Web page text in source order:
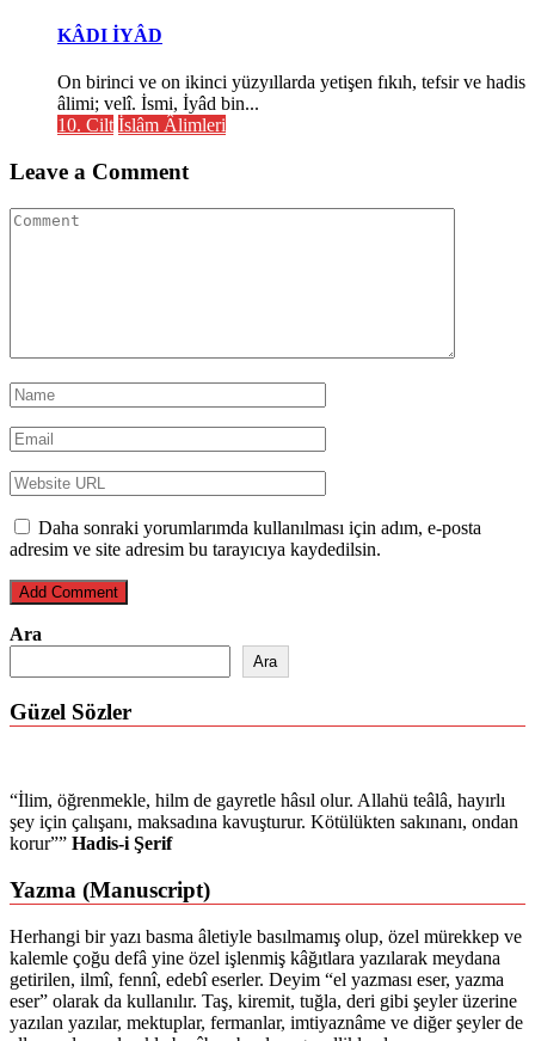
KÂDI İYÂD
On birinci ve on ikinci yüzyıllarda yetişen fıkıh, tefsir ve hadis
âlimi; velî. İsmi, İyâd bin...
10. Cilt İslâm Âlimleri
Leave a Comment
Daha sonraki yorumlarımda kullanılması için adım, e-posta
adresim ve site adresim bu tarayıcıya kaydedilsin.
Ara
Ara
Güzel Sözler
“İlim, öğrenmekle, hilm de gayretle hâsıl olur. Allahü teâlâ, hayırlı
şey için çalışanı, maksadına kavuşturur. Kötülükten sakınanı, ondan
korur”” Hadis-i Şerif
Yazma (Manuscript)
Herhangi bir yazı basma âletiyle basılmamış olup, özel mürekkep ve
kalemle çoğu defâ yine özel işlenmiş kâğıtlara yazılarak meydana
getirilen, ilmî, fennî, edebî eserler. Deyim “el yazması eser, yazma
eser” olarak da kullanılır. Taş, kiremit, tuğla, deri gibi şeyler üzerine
yazılan yazılar, mektuplar, fermanlar, imtiyaznâme ve diğer şeyler de